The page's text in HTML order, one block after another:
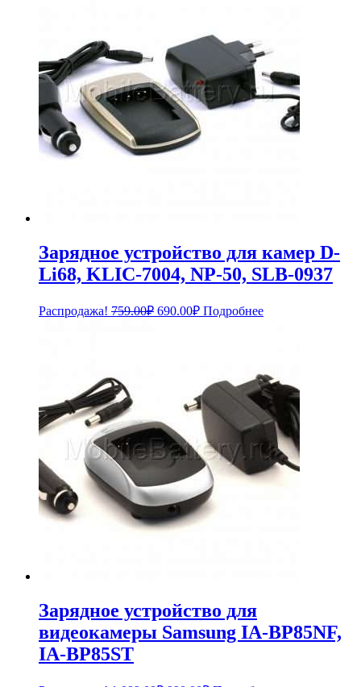
Зарядное устройство для камер D-
Li68, KLIC-7004, NP-50, SLB-0937
Распродажа! 759.00₽ Первоначальная
690.00₽Текущая
цена:
Подробнее
Зарядное устройство для
видеокамеры Samsung IA-BP85NF,
IA-BP85ST